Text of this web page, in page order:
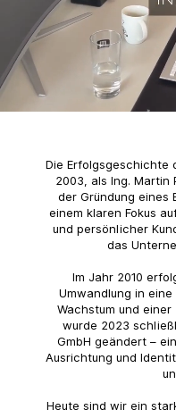
Die Erfolgsgeschichte
2003, als Ing. Martin
der Gründung eines
einem klaren Fokus
und persönlicher
das
Im Jahr 2010
Umwandlung in
Wachstum und
wurde 2023
GmbH geändert –
Ausrichtung und
Heute sind wir ein